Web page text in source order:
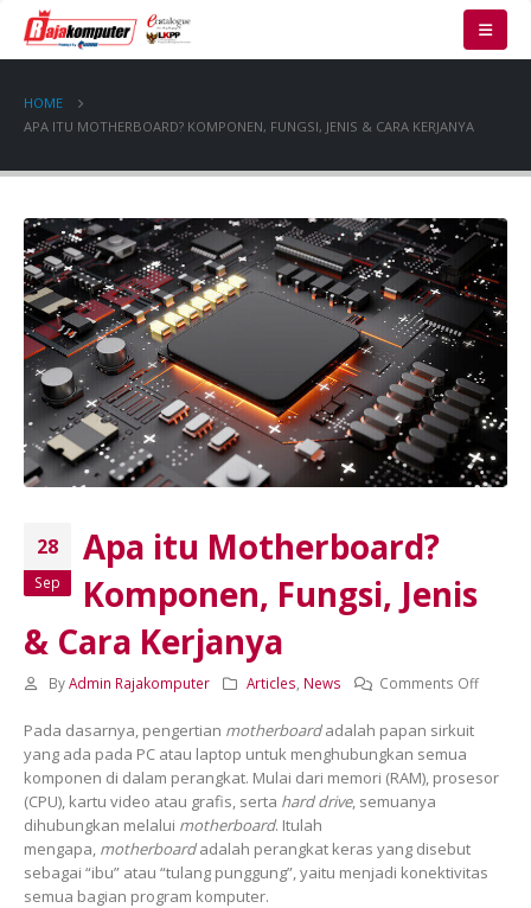
HOME
APA ITU MOTHERBOARD? KOMPONEN, FUNGSI, JENIS & CARA KERJANYA
28
Sep
Apa itu Motherboard?
Komponen, Fungsi, Jenis
& Cara Kerjanya
By Admin Rajakomputer Articles News Comments Offon
Cara
Pada dasarnya, pengertian motherboardadalah papan sirkuit
yang ada pada PC atau laptop untuk menghubungkan semua
komponen di dalam perangkat. Mulai dari memori (RAM), prosesor
(CPU), kartu video atau grafis, serta hard drive, semuanya
dihubungkan melalui motherboard. Itulah
mengapa, motherboardadalah perangkat keras yang disebut
sebagai “ibu” atau “tulang punggung”, yaitu menjadi konektivitas
semua bagian program komputer.